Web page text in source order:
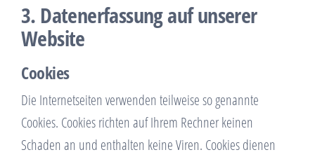
3. Datenerfassung auf unserer
Website
Cookies
Die Internetseiten verwenden teilweise so genannte
Cookies. Cookies richten auf Ihrem Rechner keinen
Schaden an und enthalten keine Viren. Cookies dienen